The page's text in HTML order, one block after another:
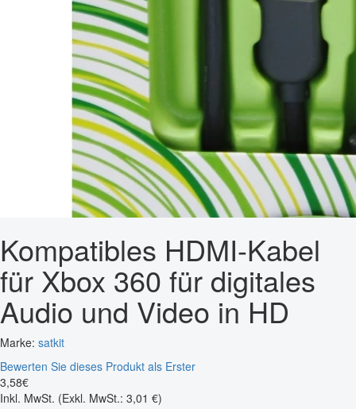
Kompatibles HDMI-Kabel
für Xbox 360 für digitales
Audio und Video in HD
Marke: satkit
Bewerten Sie dieses Produkt als Erster
3,58€
Inkl. MwSt. (Exkl. MwSt.: 3,01 €)